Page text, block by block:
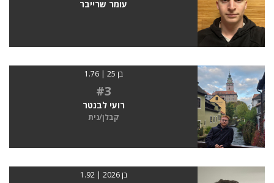
עומר שרייבר
בן 25 | 1.76
#3
רועי לבנטר
קבלן/נית
בן 2026 | 1.92